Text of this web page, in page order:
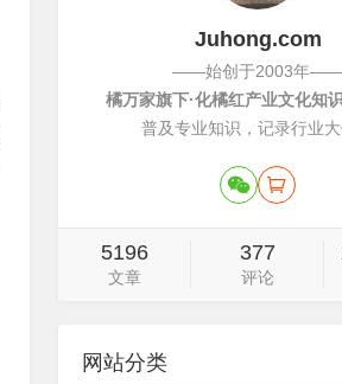
Juhong.com
——始创于2003年——
橘万家旗下·化橘红产业文化知
普及专业知识，记录行业
5196
文章
377
评论
网站分类